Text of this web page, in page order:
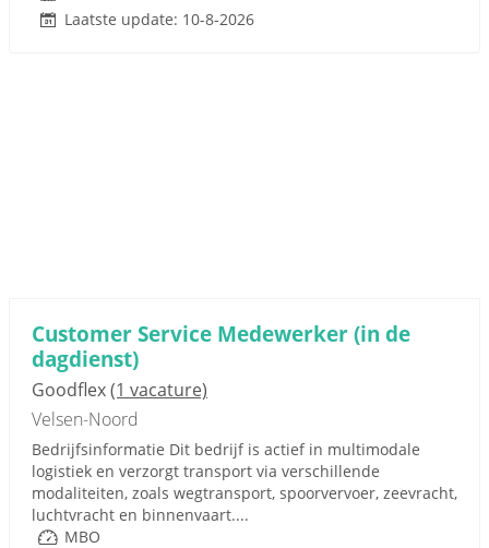
Laatste update: 10-8-2026
Customer Service Medewerker (in de
dagdienst)
Goodflex(1 vacature)
Velsen-Noord
Bedrijfsinformatie Dit bedrijf is actief in multimodale
logistiek en verzorgt transport via verschillende
modaliteiten, zoals wegtransport, spoorvervoer, zeevracht,
luchtvracht en binnenvaart....
MBO